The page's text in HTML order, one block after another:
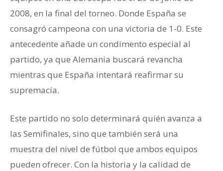
2008, en la final del torneo. Donde España se
consagró campeona con una victoria de 1-0. Este
antecedente añade un condimento especial al
partido, ya que Alemania buscará revancha
mientras que España intentará reafirmar su
supremacía.
Este partido no solo determinará quién avanza a
las Semifinales, sino que también será una
muestra del nivel de fútbol que ambos equipos
pueden ofrecer. Con la historia y la calidad de